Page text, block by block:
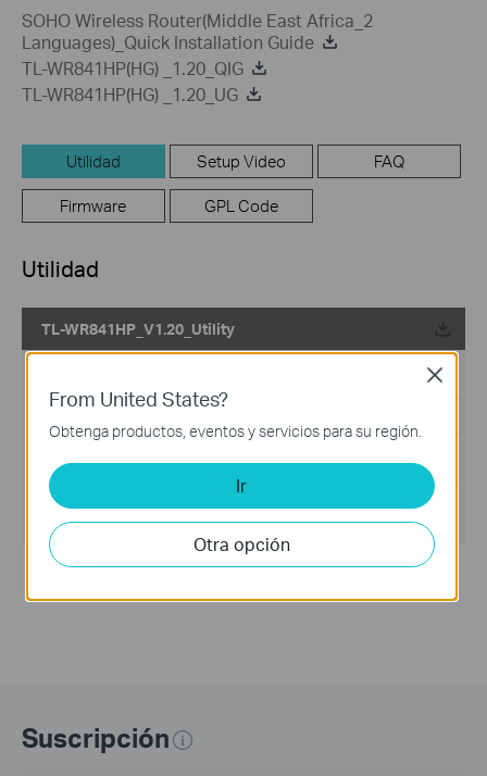
SOHO Wireless Router(Middle East Africa_2
Languages)_Quick Installation Guide
TL-WR841HP(HG) _1.20_QIG
TL-WR841HP(HG) _1.20_UG
Utilidad Setup Video FAQ
Firmware GPL Code
Utilidad
TL-WR841HP_V1.20_Utility
Tamaño del Archivo :9.86 MB
Sistema de Operación :
Win2000/XP/2003/Vista/7/8/8.1/10/Mac/Linux
Suscripción
From United States?
Obtenga productos, eventos y servicios para su región.
Ir
Otra opción
Close